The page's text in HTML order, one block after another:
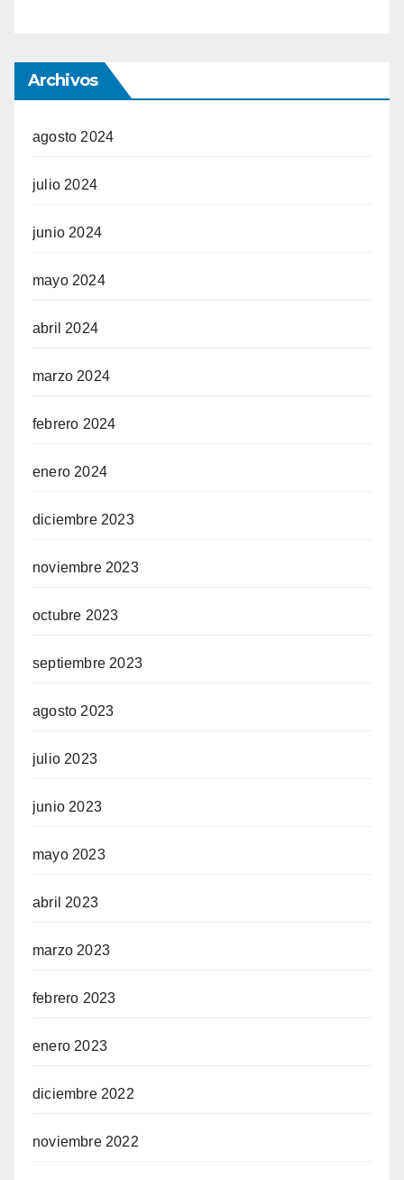
Archivos
agosto 2024
julio 2024
junio 2024
mayo 2024
abril 2024
marzo 2024
febrero 2024
enero 2024
diciembre 2023
noviembre 2023
octubre 2023
septiembre 2023
agosto 2023
julio 2023
junio 2023
mayo 2023
abril 2023
marzo 2023
febrero 2023
enero 2023
diciembre 2022
noviembre 2022